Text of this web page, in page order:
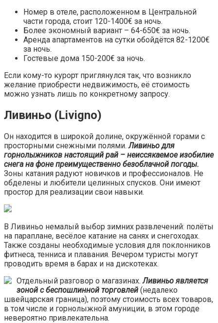
Номер в отеле, расположенном в Центральной
части города, стоит 120-1400€ за ночь.
Более экономный вариант – 64-650€ за ночь.
Аренда апартаментов на сутки обойдётся 82-1200€
за ночь.
Гостевые дома 150-200€ за ночь.
Если кому-то курорт приглянулся так, что возникло
желание приобрести недвижимость, её стоимость
можно узнать лишь по конкретному запросу.
Ливиньо (Livigno)
Он находится в широкой долине, окружённой горами с
просторными снежными полями.Ливиньо для
горнолыжников настоящий рай – неиссякаемое изобилие
снега на фоне преимущественно безоблачной погоды.
Зоны катания радуют новичков и профессионалов. Не
обделены и любители целинных спусков. Они имеют
простор для реализации свои навыки.
В Ливиньо немалый выбор зимних развлечений: полёты
на параплане, весёлое катание на санях и снегоходах.
Также созданы необходимые условия для поклонников
фитнеса, тенниса и плавания. Вечером туристы могут
проводить время в барах и на дискотеках.
Отдельный разговор о магазинах.Ливиньо является
зоной с беспошлинной торговлей (недалеко
швейцарская граница), поэтому стоимость всех товаров,
в том числе и горнолыжной амуниции, в этом городе
невероятно привлекательна.